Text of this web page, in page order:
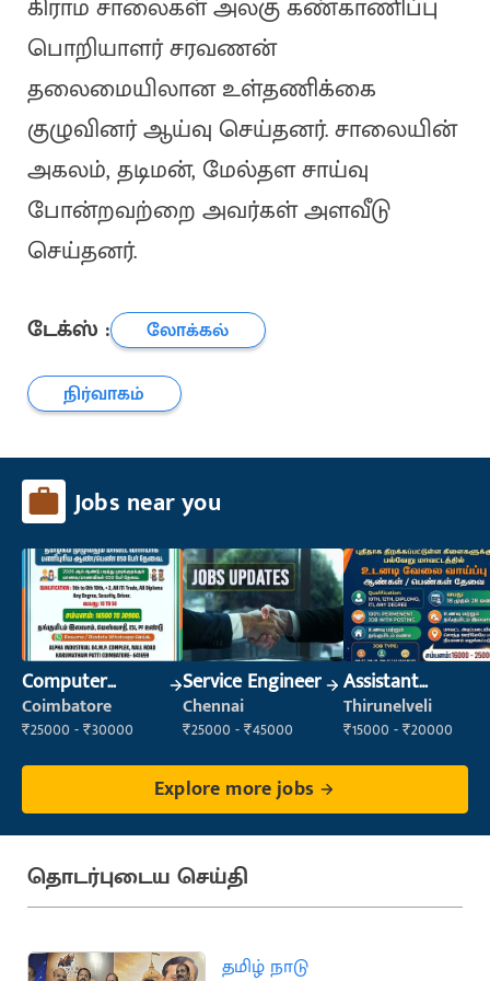
கிராம சாலைகள் அலகு கண்காணிப்பு
பொறியாளர் சரவணன்
தலைமையிலான உள்தணிக்கை
குழுவினர் ஆய்வு செய்தனர். சாலையின்
அகலம், தடிமன், மேல்தள சாய்வு
போன்றவற்றை அவர்கள் அளவீடு
செய்தனர்.
டேக்ஸ் :
லோக்கல்
நிர்வாகம்
Jobs near you
Computer
Operator
Coimbatore
₹25000 - ₹30000
Service Engineer
Chennai
₹25000 - ₹45000
Assistant
Manager
Thirunelveli
₹15000 - ₹20000
Explore more jobs
தொடர்புடைய செய்தி
தமிழ் நாடு